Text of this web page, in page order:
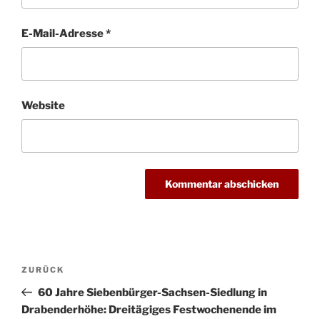
E-Mail-Adresse*
Website
Beitragsnavigation
Vorheriger
Beitrag
ZURÜCK
60 Jahre Siebenbürger-Sachsen-Siedlung in
Drabenderhöhe: Dreitägiges Festwochenende im